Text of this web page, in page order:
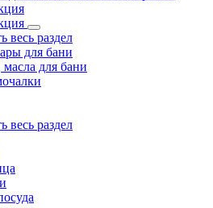
весь раздел
для бани
для бани
весь раздел